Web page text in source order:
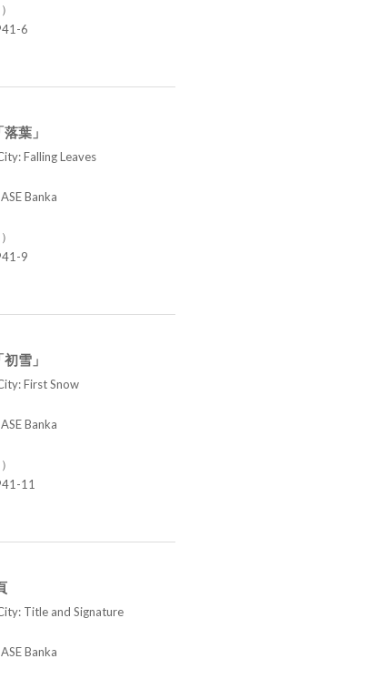
6
葉」
Falling Leaves
Banka
9
雪」
First Snow
Banka
11
Title and Signature
Banka